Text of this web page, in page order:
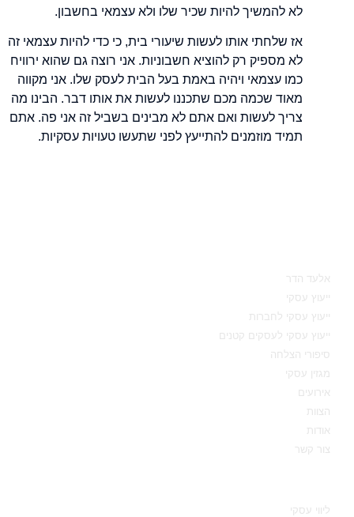
לא להמשיך להיות שכיר שלו ולא עצמאי בחשבון.
אז שלחתי אותו לעשות שיעורי בית, כי כדי להיות עצמאי זה
לא מספיק רק להוציא חשבוניות. אני רוצה גם שהוא ירוויח
כמו עצמאי ויהיה באמת בעל הבית לעסק שלו. אני מקווה
מאוד שכמה מכם שתכננו לעשות את אותו דבר. הבינו מה
צריך לעשות ואם אתם לא מבינים בשביל זה אני פה. אתם
תמיד מוזמנים להתייעץ לפני שתעשו טעויות עסקיות.
אלעד הדר
ייעוץ עסקי
ייעוץ עסקי לחברות
ייעוץ עסקי לעסקים קטנים
סיפורי הצלחה
מגזין עסקי
אירועים
הצוות
אודות
צור קשר
ליווי עסקי